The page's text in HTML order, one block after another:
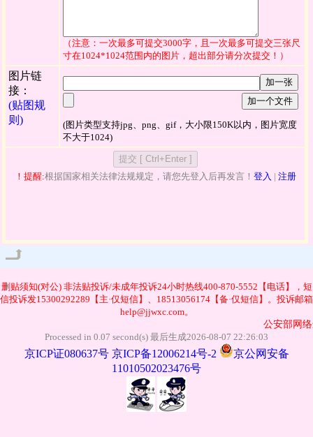
（注意：一次最多可提交3000字，且一次最多可提交三张尺
寸在1024*1024范围内的图片，超出部分请分次提交！）
图片链
接：
(贴图规
则)
加一张
加一个文件
(图片类型支持jpg、png、gif，大小限150K以内，图片宽度
不大于1024)
！提醒:根据国家相关法律法规规定，请您先登入后再发言！ 登入 | 注册
删贴须知(对公)非法贴投诉/未成年投诉24小时热线400-870-5552【电话】，短
信投诉发15300292289【主·仅短信】、18513056174【备·仅短信】。投诉邮箱
help@jjwxc.com。
公安部网络
Processed in 0.07 second(s) 最后生成2026-08-07 22:26:03
京ICP证080637号 京ICP备12006214号-2
京公网安备
11010502023476号